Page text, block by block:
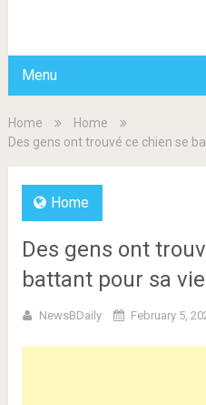
Menu
Home
Home
Des gens ont trouvé ce chien se
Home
Des gens ont
battant pour sa vie
NewsBDaily February 5,